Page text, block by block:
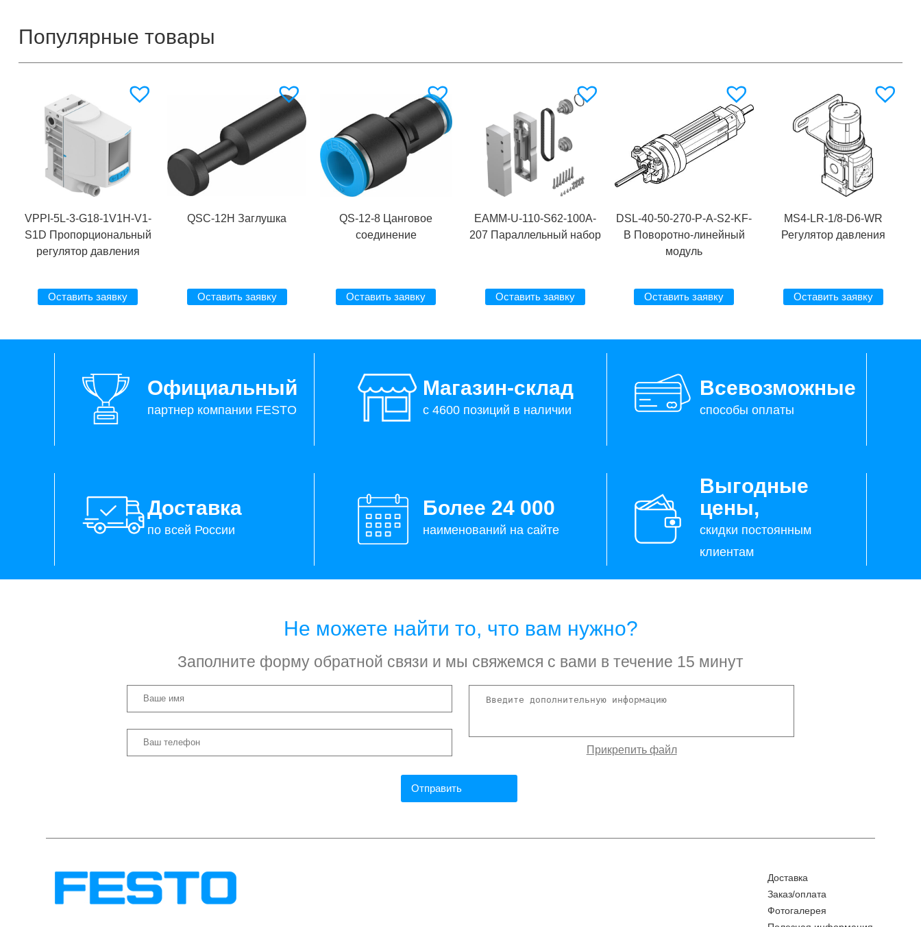
Популярные товары
VPPI-5L-3-G18-1V1H-V1-
S1D Пропорциональный
регулятор давления
Оставить заявку
QSC-12H Заглушка
Оставить заявку
QS-12-8 Цанговое
соединение
Оставить заявку
EAMM-U-110-S62-100A-
207 Параллельный набор
Оставить заявку
DSL-40-50-270-P-A-S2-KF-
B Поворотно-линейный
модуль
Оставить заявку
MS4-LR-1/8-D6-WR
Регулятор давления
Оставить заявку
Официальный
партнер компании FESTO
Магазин-склад
с 4600 позиций в наличии
Всевозможные
способы оплаты
Доставка
по всей России
Более 24 000
наименований на сайте
Выгодные
цены,
скидки постоянным
клиентам
Не можете найти то, что вам нужно?
Заполните форму обратной связи и мы свяжемся с вами в течение 15 минут
Доставка
Заказ/оплата
Фотогалерея